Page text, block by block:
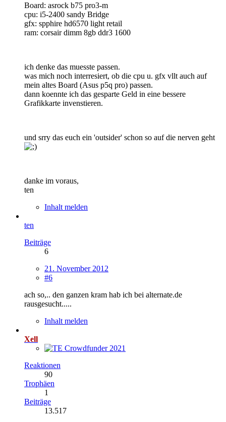
Board: asrock b75 pro3-m
cpu: i5-2400 sandy Bridge
gfx: spphire hd6570 light retail
ram: corsair dimm 8gb ddr3 1600
ich denke das muesste passen.
was mich noch interresiert, ob die cpu u. gfx vllt auch auf
mein altes Board (Asus p5q pro) passen.
dann koennte ich das gesparte Geld in eine bessere
Grafikkarte invenstieren.
und srry das euch ein 'outsider' schon so auf die nerven geht
danke im voraus,
ten
Inhalt melden
ten
Beiträge
6
21. November 2012
#6
ach so,.. den ganzen kram hab ich bei alternate.de
rausgesucht.....
Inhalt melden
Xell
Reaktionen
90
Trophäen
1
Beiträge
13.517